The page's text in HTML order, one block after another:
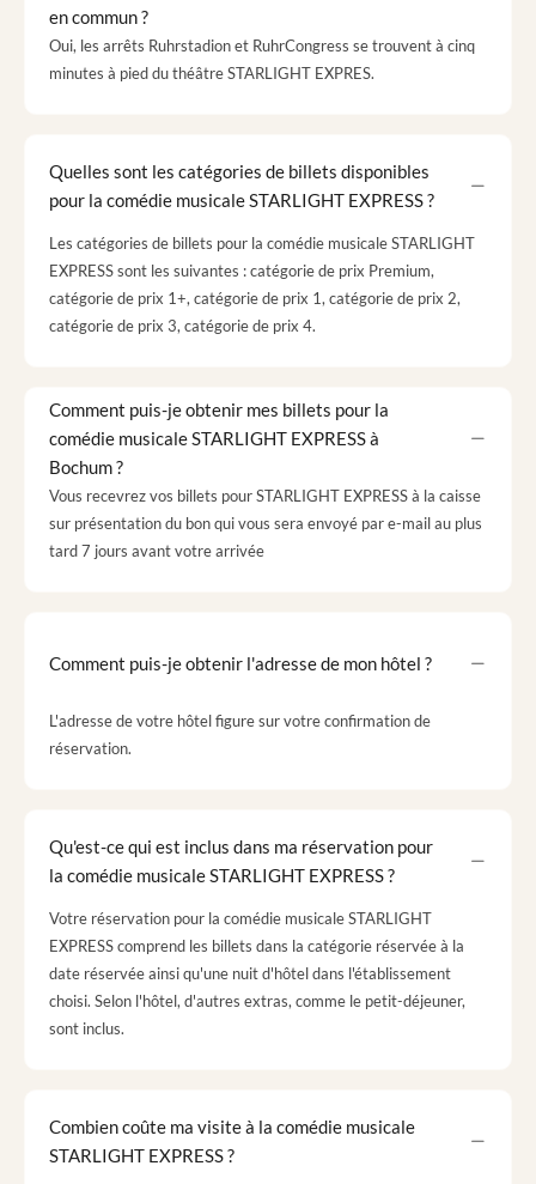
en commun ?
Oui, les arrêts Ruhrstadion et RuhrCongress se trouvent à cinq
minutes à pied du théâtre STARLIGHT EXPRES.
Quelles sont les catégories de billets disponibles
pour la comédie musicale STARLIGHT EXPRESS ?
Les catégories de billets pour la comédie musicale STARLIGHT
EXPRESS sont les suivantes : catégorie de prix Premium,
catégorie de prix 1+, catégorie de prix 1, catégorie de prix 2,
catégorie de prix 3, catégorie de prix 4.
Comment puis-je obtenir mes billets pour la
comédie musicale STARLIGHT EXPRESS à
Bochum ?
Vous recevrez vos billets pour STARLIGHT EXPRESS à la caisse
sur présentation du bon qui vous sera envoyé par e-mail au plus
tard 7 jours avant votre arrivée
Comment puis-je obtenir l'adresse de mon hôtel ?
L'adresse de votre hôtel figure sur votre confirmation de
réservation.
Qu'est-ce qui est inclus dans ma réservation pour
la comédie musicale STARLIGHT EXPRESS ?
Votre réservation pour la comédie musicale STARLIGHT
EXPRESS comprend les billets dans la catégorie réservée à la
date réservée ainsi qu'une nuit d'hôtel dans l'établissement
choisi. Selon l'hôtel, d'autres extras, comme le petit-déjeuner,
sont inclus.
Combien coûte ma visite à la comédie musicale
STARLIGHT EXPRESS ?